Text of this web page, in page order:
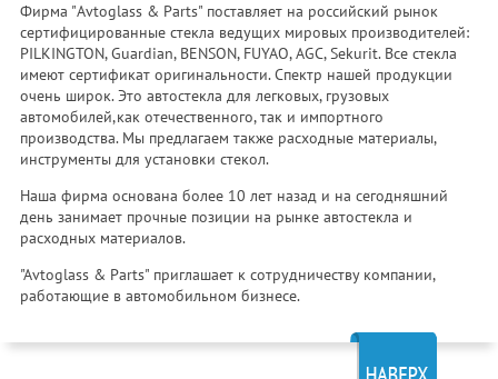
Фирма "Avtoglass & Parts" поставляет на российский рынок
сертифицированные стекла ведущих мировых производителей:
PILKINGTON, Guardian, BENSON, FUYAO, AGC, Sekurit. Все стекла
имеют сертификат оригинальности. Спектр нашей продукции
очень широк. Это автостекла для легковых, грузовых
автомобилей,как отечественного, так и импортного
производства. Мы предлагаем также расходные материалы,
инструменты для установки стекол.
Наша фирма основана более 10 лет назад и на сегодняшний
день занимает прочные позиции на рынке автостекла и
расходных материалов.
"Avtoglass & Parts" приглашает к сотрудничеству компании,
работающие в автомобильном бизнесе.